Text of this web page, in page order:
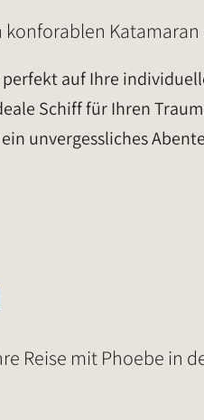
konforablen
perfekt auf Ihre
Schiff für Ihren
unvergessliches
Reise mit Phoebe in